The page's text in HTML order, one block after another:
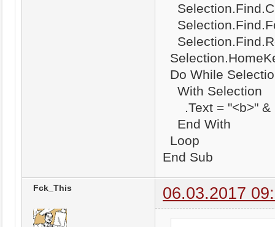
Do While
With Selection
.Text = "<b>" &
End With
Loop
End Sub
Fck_This 06.03.2017